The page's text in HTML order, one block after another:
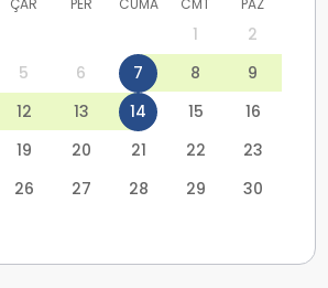
ÇAR PER CUMA CMT PAZ
1
2
5 6 7 8
9
12 13 14 15
16
19 20 21 22
23
26 27 28 29
30